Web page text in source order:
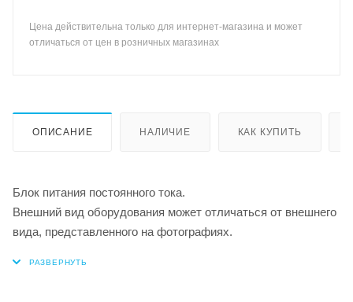
Цена действительна только для интернет-магазина и может
отличаться от цен в розничных магазинах
ОПИСАНИЕ НАЛИЧИЕ КАК КУПИТЬ
Блок питания постоянного тока.
Внешний вид оборудования может отличаться от внешнего
вида, представленного на фотографиях.